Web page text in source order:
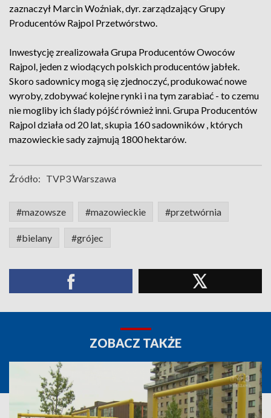
zaznaczył Marcin Woźniak, dyr. zarządzający Grupy
Producentów Rajpol Przetwórstwo.
Inwestycję zrealizowała Grupa Producentów Owoców
Rajpol, jeden z wiodących polskich producentów jabłek.
Skoro sadownicy mogą się zjednoczyć, produkować nowe
wyroby, zdobywać kolejne rynki i na tym zarabiać - to czemu
nie mogliby ich ślady pójść również inni. Grupa Producentów
Rajpol działa od 20 lat, skupia 160 sadowników , których
mazowieckie sady zajmują 1800 hektarów.
Źródło: TVP3 Warszawa
#mazowsze #mazowieckie #przetwórnia
#bielany #grójec
ZOBACZ TAKŻE